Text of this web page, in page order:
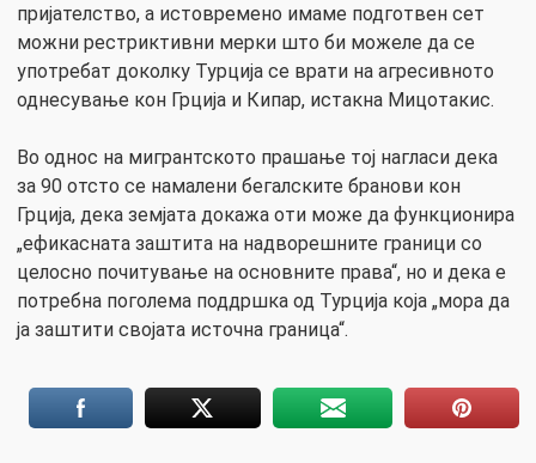
пријателство, а истовремено имаме подготвен сет
можни рестриктивни мерки што би можеле да се
употребат доколку Турција се врати на агресивното
однесување кон Грција и Кипар, истакна Мицотакис.
Во однос на мигрантското прашање тој нагласи дека
за 90 отсто се намалени бегалските бранови кон
Грција, дека земјата докажа оти може да функционира
„ефикасната заштита на надворешните граници со
целосно почитување на основните права“, но и дека е
потребна поголема поддршка од Турција која „мора да
ја заштити својата источна граница“.